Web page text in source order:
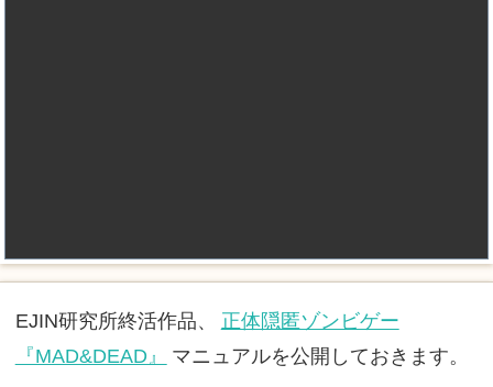
EJIN研究所終活作品、
正体隠匿ゾンビゲー
『MAD&DEAD』
マニュアルを公開しておきます。